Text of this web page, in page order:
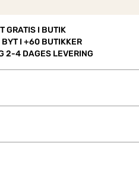
GRATIS I BUTIK
I +60 BUTIKKER
2-4 DAGES LEVERING